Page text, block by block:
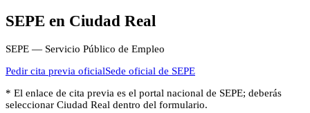
SEPE en Ciudad Real
SEPE — Servicio Público de Empleo
Pedir cita previa oficialSede oficial de SEPE
* El enlace de cita previa es el portal nacional de SEPE; deberás
seleccionar Ciudad Real dentro del formulario.